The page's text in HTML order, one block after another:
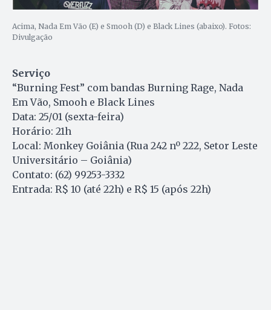
Acima, Nada Em Vão (E) e Smooh (D) e Black Lines (abaixo). Fotos:
Divulgação
Serviço
“Burning Fest” com bandas Burning Rage, Nada
Em Vão, Smooh e Black Lines
Data: 25/01 (sexta-feira)
Horário: 21h
Local: Monkey Goiânia (Rua 242 nº 222, Setor Leste
Universitário – Goiânia)
Contato: (62) 99253-3332
Entrada: R$ 10 (até 22h) e R$ 15 (após 22h)